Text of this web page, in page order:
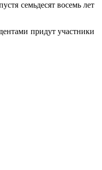
семьдесят восемь лет
придут участники